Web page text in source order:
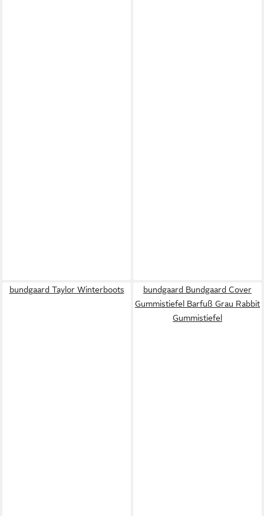
bundgaard Taylor Winterboots
bundgaard Bundgaard Cover
Gummistiefel Barfuß Grau Rabbit
Gummistiefel